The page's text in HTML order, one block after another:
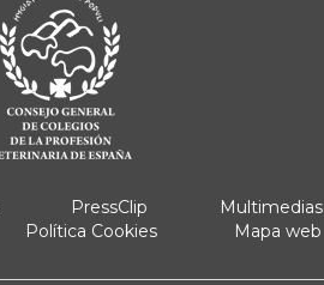
PressClip Multimedias
Política Cookies Mapa web